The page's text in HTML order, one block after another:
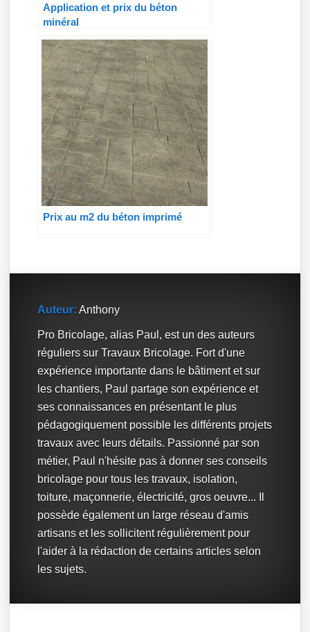
Application et prix du béton
minéral
Prix au m2 du béton imprimé
Auteur: Anthony
Pro Bricolage, alias Paul, est un des auteurs
réguliers sur Travaux Bricolage. Fort d'une
expérience importante dans le bâtiment et sur
les chantiers, Paul partage son expérience et
ses connaissances en présentant le plus
pédagogiquement possible les différents projets
travaux avec leurs détails. Passionné par son
métier, Paul n'hésite pas à donner ses conseils
bricolage pour tous les travaux, isolation,
toiture, maçonnerie, électricité, gros oeuvre... Il
possède également un large réseau d'amis
artisans et les sollicitent régulièrement pour
l'aider à la rédaction de certains articles selon
les sujets.